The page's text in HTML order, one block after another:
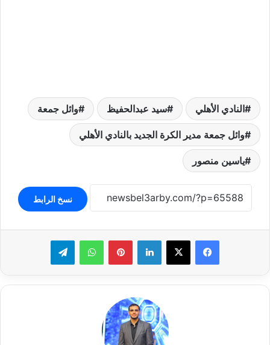
النادي الأهلي سيد عبدالحفيظ وائل جمعة
وائل جمعة مدير الكرة الجديد بالنادي الأهلي
ياسين منصور
نسخ الرابط
لينكدإن بينتيريستواتساب تيلقرام